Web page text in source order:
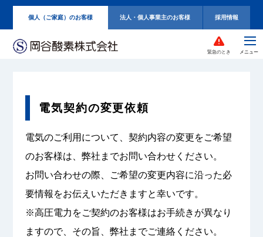
個人（ご家庭）のお客様 法人・個人事業主のお客様 採用情報
緊急のとき
電気契約の変更依頼
電気のご利用について、契約内容の変更をご希望
のお客様は、弊社までお問い合わせください。
お問い合わせの際、ご希望の変更内容に沿った必
要情報をお伝えいただきますと幸いです。
※高圧電力をご契約のお客様はお手続きが異なり
ますので、その旨、弊社までご連絡ください。